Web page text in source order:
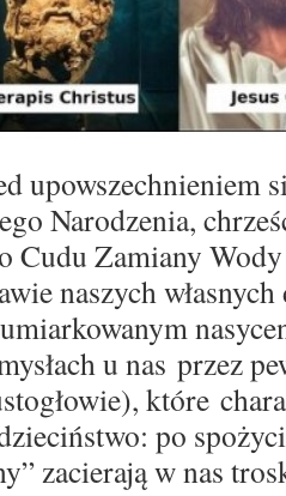
upowszechnieniem
Narodzenia,
Cudu Zamiany
naszych
nasyce
u nas przez
, które
o: po sp
zacierająw nas